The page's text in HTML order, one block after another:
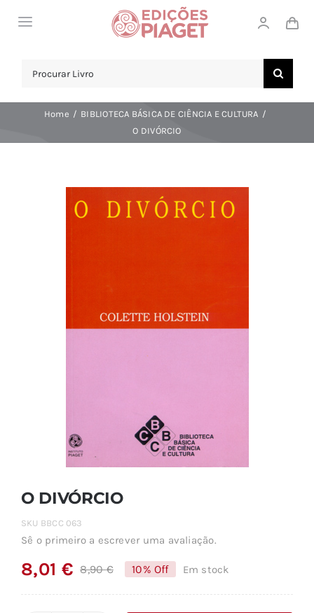
Toggle
Search
Home
BIBLIOTECA BÁSICA DE CIÊNCIA E CULTURA
O DIVÓRCIO
O DIVÓRCIO
SKU BBCC 063
Sê o primeiro a escrever uma avaliação.
8,90€O
8,01 €
O 10% Off Em stock